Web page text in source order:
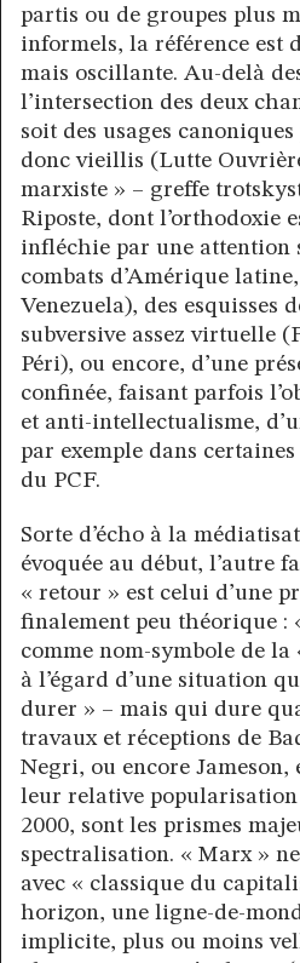
partis ou de groupes plus
informels, la référence est
mais oscillante. Au-delà
l’intersection des deux
soit des usages
donc vieillis (Lutte
marxiste » – greffe
Riposte, dont l’orthodoxie
infléchie par une attention
combats d’Amérique
Venezuela), des esquisses
subversive assez virtuelle
Péri), ou encore, d’une
confinée, faisant parfois
et anti-intellectualisme,
par exemple dans
du PCF.
Sorte d’écho à la
évoquée au début, l’autre
« retour » est celui d’une
finalement peu théorique :
comme nom-symbole de la
à l’égard d’une situation
durer » – mais qui dure
travaux et réceptions de
Negri, ou encore Jameson,
leur relative popularisation
2000, sont les prismes
spectralisation. « Marx »
avec « classique du
horizon, une ligne-de-
implicite, plus ou moins